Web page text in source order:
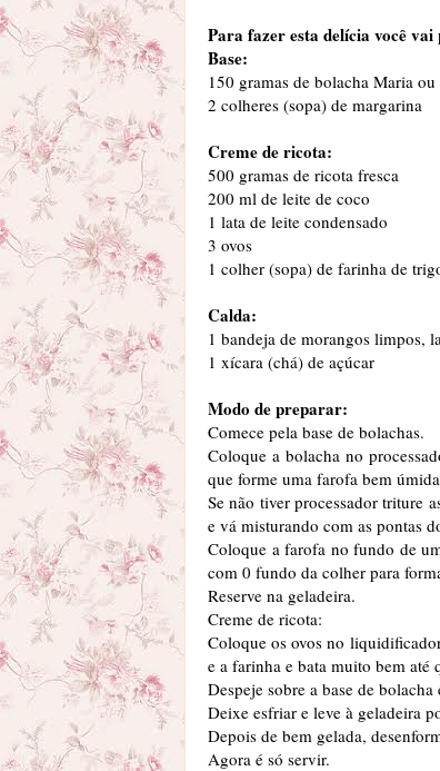
Para fazer esta delícia você vai
Base:
150 gramas de bolacha Maria
2 colheres (sopa) de margarina
Creme de ricota:
500 gramas de ricota fresca
200 ml de leite de coco
1 lata de leite condensado
3 ovos
1 colher (sopa) de farinha de
Calda:
1 bandeja de morangos limpos,
1 xícara (chá) de açúcar
Modo de preparar:
Comece pela base de bolachas.
Coloque a bolacha no
que forme uma farofa bem
Se não tiver processador triture
e vá misturando com as pontas
Coloque a farofa no fundo de
com 0 fundo da colher para
Reserve na geladeira.
Creme de ricota:
Coloque os ovos no
e a farinha e bata muito bem até
Despeje sobre a base de
Deixe esfriar e leve à geladeira
Depois de bem gelada,
Agora é só servir.